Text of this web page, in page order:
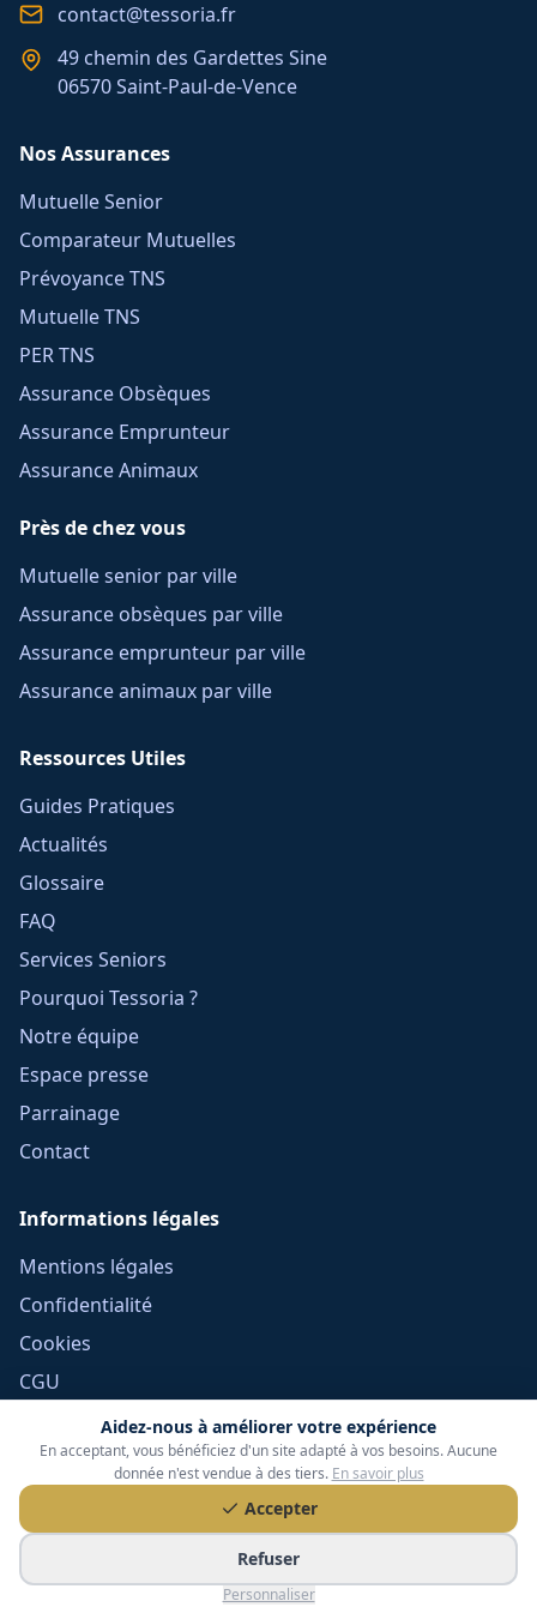
Aidez-nous à améliorer votre expérience
En acceptant, vous bénéficiez d'un site adapté à vos besoins. Aucune
donnée n'est vendue à des tiers. En savoir plus
Accepter
Refuser
Personnaliser
contact@tessoria.fr
49 chemin des Gardettes Sine
06570 Saint-Paul-de-Vence
Nos Assurances
Mutuelle Senior
Comparateur Mutuelles
Prévoyance TNS
Mutuelle TNS
PER TNS
Assurance Obsèques
Assurance Emprunteur
Assurance Animaux
Près de chez vous
Mutuelle senior par ville
Assurance obsèques par ville
Assurance emprunteur par ville
Assurance animaux par ville
Ressources Utiles
Guides Pratiques
Actualités
Glossaire
FAQ
Services Seniors
Pourquoi Tessoria ?
Notre équipe
Espace presse
Parrainage
Contact
Informations légales
Mentions légales
Confidentialité
Cookies
CGU
Réclamations
CGV Frais Courtage
Méthodologie
Devoir de conseil
Politique éditoriale